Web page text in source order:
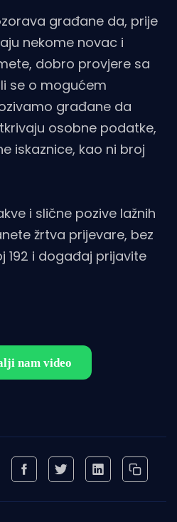
građane da, prije
nekome novac i
dobro provjere sa
se o mogućem
građane da
osobne podatke,
iskaznice, kao ni broj
i slične pozive lažnih
žrtva prijevare, bez
192 i događaj prijavite